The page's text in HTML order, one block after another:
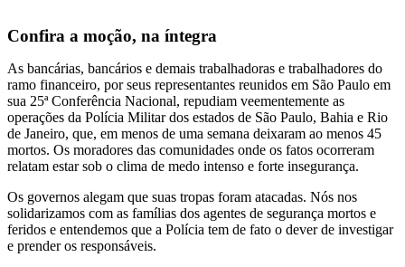
Confira a moção, na íntegra
As bancárias, bancários e demais trabalhadoras e trabalhadores do
ramo financeiro, por seus representantes reunidos em São Paulo em
sua 25ª Conferência Nacional, repudiam veementemente as
operações da Polícia Militar dos estados de São Paulo, Bahia e Rio
de Janeiro, que, em menos de uma semana deixaram ao menos 45
mortos. Os moradores das comunidades onde os fatos ocorreram
relatam estar sob o clima de medo intenso e forte insegurança.
Os governos alegam que suas tropas foram atacadas. Nós nos
solidarizamos com as famílias dos agentes de segurança mortos e
feridos e entendemos que a Polícia tem de fato o dever de investigar
e prender os responsáveis.